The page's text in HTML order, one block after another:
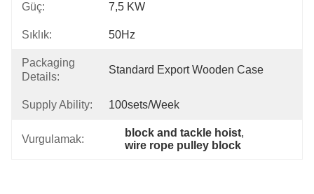
Güç: 7,5 KW
Sıklık: 50Hz
Packaging
Details:
Standard Export Wooden Case
Supply Ability: 100sets/week
Vurgulamak:
block and tackle hoist,
wire rope pulley block